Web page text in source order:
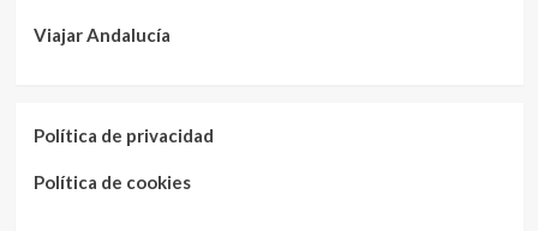
Viajar Andalucía
Política de privacidad
Política de cookies